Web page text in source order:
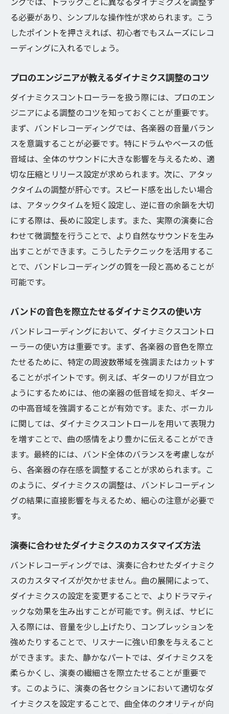
る必要があり、シンプルな操作性が求められます。こう
したポイントを押さえれば、初心者でもスムーズにレコ
ーディングに入れるでしょう。
プロのエンジニアが教えるダイナミクス調整のコツ
ダイナミクスコントローラーを扱う際には、プロのエン
ジニアによる調整のコツを知っておくことが重要です。
まず、バンドレコーディングでは、各楽器の音量バラン
スを意識することが必要です。特にドラムやベースの低
音域は、全体のサウンドに大きな影響を与えるため、適
切な圧縮とリリース設定が求められます。次に、アタッ
クタイムの調整が肝心です。スピード感を出したい場合
は、アタックタイムを短く設定し、逆に音の余韻を大切
にする際は、長めに設定します。また、実際の演奏に合
わせて微調整を行うことで、より自然なサウンドを生み
出すことができます。こうしたテクニックを活用するこ
とで、バンドレコーディングの質を一段と高めることが
可能です。
バンドの音色を際立たせるダイナミクスの使い方
バンドレコーディングにおいて、ダイナミクスコントロ
ーラーの使い方は重要です。まず、各楽器の音色を際立
たせるために、特定の周波数帯域を強調またはカットす
ることがポイントです。例えば、ギターのリフが目立つ
ようにするためには、他の楽器の低音域を抑え、ギター
の中高音域を強調することが有効です。また、ボーカル
に関しては、ダイナミクスコントロールを用いて表現力
を増すことで、曲の感情をより豊かに伝えることができ
ます。最終的には、バンド全体のバランスを考慮しなが
ら、各楽器の存在感を調整することが求められます。こ
のように、ダイナミクスの調整は、バンドレコーディン
グの結果に直接影響を与えるため、細心の注意が必要で
す。
演奏に合わせたダイナミクスのカスタマイズ方法
バンドレコーディングでは、演奏に合わせたダイナミク
スのカスタマイズが欠かせません。曲の展開によって、
ダイナミクスの設定を変更することで、よりドラマティ
ックな効果を生み出すことが可能です。例えば、サビに
入る際には、音量を少し上げたり、コンプレッションを
強めたりすることで、リスナーに強い印象を与えること
ができます。また、静かなパートでは、ダイナミクスを
柔らかくし、演奏の繊細さを際立たせることが重要で
す。このように、演奏の各セクションにおいて適切なダ
イナミクスを設定することで、曲全体のクオリティが向